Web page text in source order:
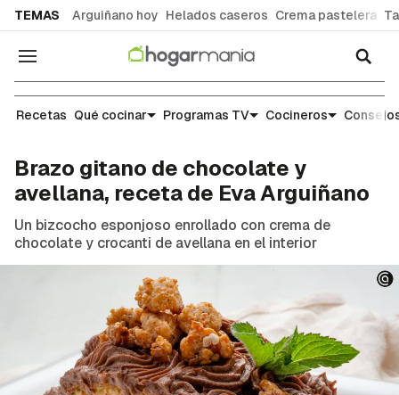
TEMAS Arguiñano hoy Helados caseros Crema pastelera
Navegación
Recetas
Recetas Qué cocinar Programas TV Cocineros
Brazo gitano de chocolate y
avellana, receta de Eva Arguiñano
Un bizcocho esponjoso enrollado con crema de
chocolate y crocanti de avellana en el interior